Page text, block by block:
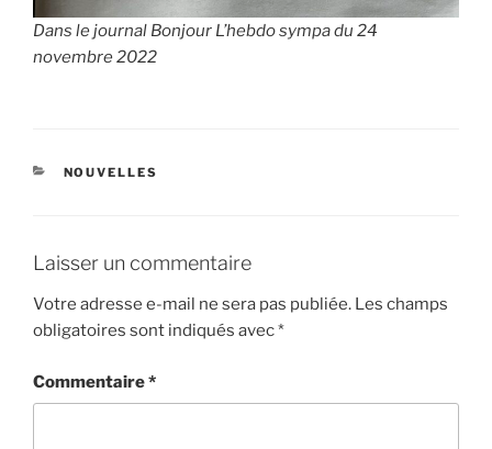
Dans le journal Bonjour L’hebdo sympa du 24
novembre 2022
CATÉGORIES
NOUVELLES
Laisser un commentaire
Votre adresse e-mail ne sera pas publiée. Les champs
obligatoires sont indiqués avec*
Commentaire*